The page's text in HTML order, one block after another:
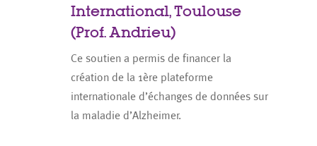
International, Toulouse
(Prof. Andrieu)
Ce soutien a permis de financer la
création de la 1ère plateforme
internationale d’échanges de données sur
la maladie d’Alzheimer.